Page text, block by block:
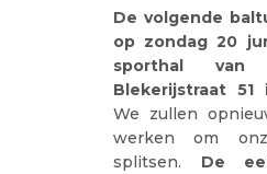
De volgende
op zondag 20
sporthal van
Blekerijstraat 51
We zullen
werken om
splitsen. De